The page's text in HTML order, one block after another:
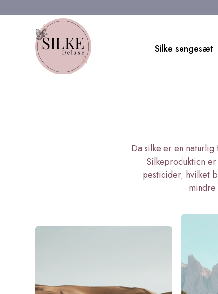
til
Silke sengesæt
Da silke er en
Silkeproduktion
pesticider, hvilket